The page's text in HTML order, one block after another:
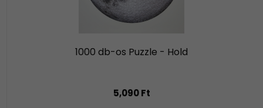
1000 db-os Puzzle - Hold
5,090 Ft